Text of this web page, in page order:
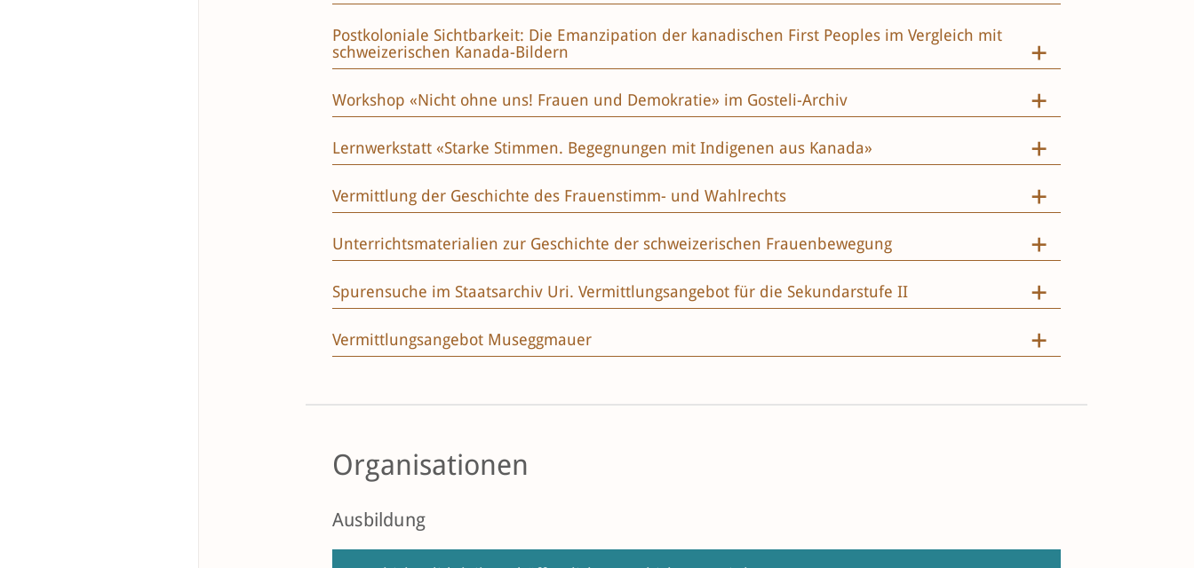
Postkoloniale Sichtbarkeit: Die Emanzipation der kanadischen First Peoples im Vergleich mit
schweizerischen Kanada-Bildern
Workshop «Nicht ohne uns! Frauen und Demokratie» im Gosteli-Archiv
Lernwerkstatt «Starke Stimmen. Begegnungen mit Indigenen aus Kanada»
Vermittlung der Geschichte des Frauenstimm- und Wahlrechts
Unterrichtsmaterialien zur Geschichte der schweizerischen Frauenbewegung
Spurensuche im Staatsarchiv Uri. Vermittlungsangebot für die Sekundarstufe II
Vermittlungsangebot Museggmauer
Organisationen
Ausbildung